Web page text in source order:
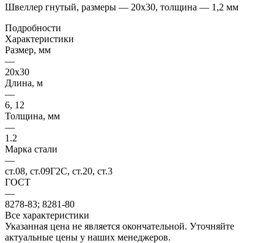
Швеллер гнутый, размеры — 20х30, толщина — 1,2 мм
Подробности
Характеристики
Размер, мм
—
20х30
Длина, м
—
6, 12
Толщина, мм
—
1.2
Марка стали
—
ст.08, ст.09Г2С, ст.20, ст.3
ГОСТ
—
8278-83; 8281-80
Все характеристики
Указанная цена не является окончательной. Уточняйте
актуальные цены у наших менеджеров.